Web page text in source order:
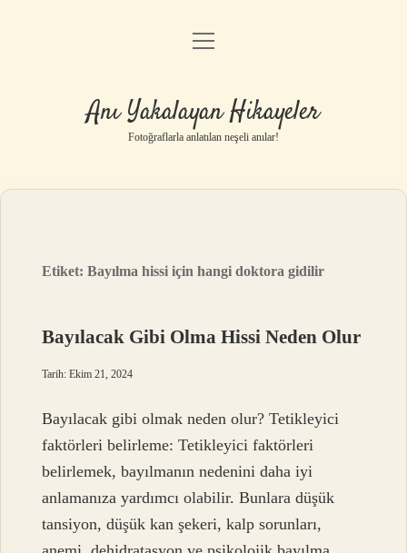
Anasayfa
Yasal Uyarı
menüyü
Anı Yakalayan Hikayeler
Fotoğraflarla anlatılan neşeli anılar!
Etiket:Bayılma hissi için hangi doktora gidilir
Bayılacak Gibi Olma Hissi Neden Olur
Tarih: Ekim 21, 2024
Bayılacak gibi olmak neden olur? Tetikleyici
faktörleri belirleme: Tetikleyici faktörleri
belirlemek, bayılmanın nedenini daha iyi
anlamanıza yardımcı olabilir. Bunlara düşük
tansiyon, düşük kan şekeri, kalp sorunları,